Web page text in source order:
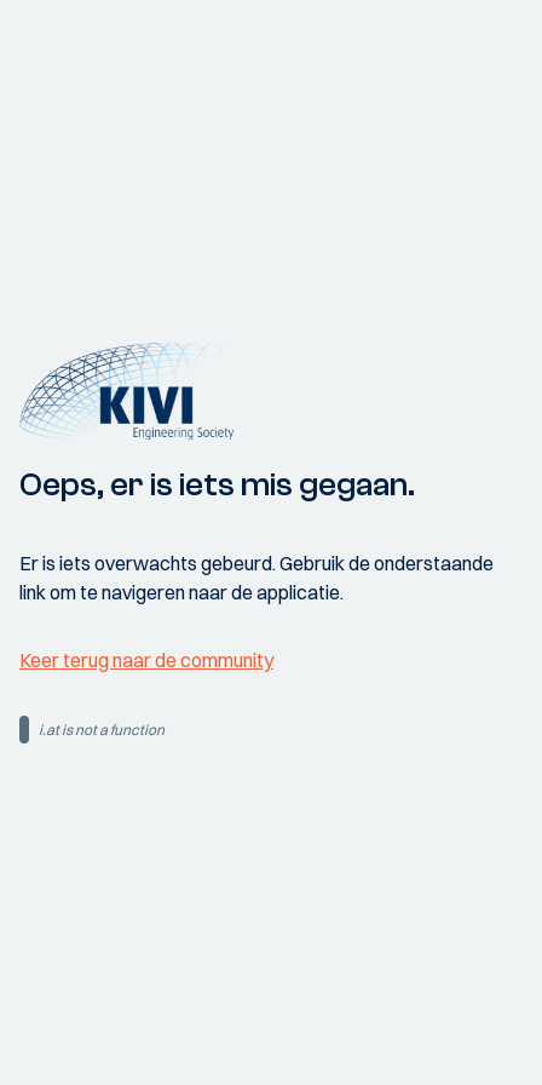
Oeps, er is iets mis gegaan.
Er is iets overwachts gebeurd. Gebruik de onderstaande
link om te navigeren naar de applicatie.
Keer terug naar de community
i.at is not a function